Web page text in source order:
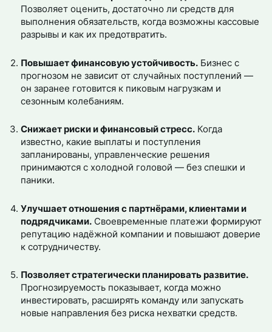
Позволяет оценить, достаточно ли средств для
выполнения обязательств, когда возможны кассовые
разрывы и как их предотвратить.
Повышает финансовую устойчивость.Бизнес с
прогнозом не зависит от случайных поступлений —
он заранее готовится к пиковым нагрузкам и
сезонным колебаниям.
Снижает риски и финансовый стресс.Когда
известно, какие выплаты и поступления
запланированы, управленческие решения
принимаются с холодной головой — без спешки и
паники.
Улучшает отношения с партнёрами, клиентами и
подрядчиками.Своевременные платежи формируют
репутацию надёжной компании и повышают доверие
к сотрудничеству.
Позволяет стратегически планировать развитие.
Прогнозируемость показывает, когда можно
инвестировать, расширять команду или запускать
новые направления без риска нехватки средств.